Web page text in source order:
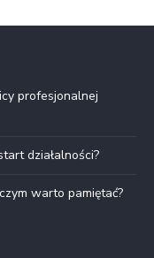
profesjonalnej
działalności?
warto pamiętać?